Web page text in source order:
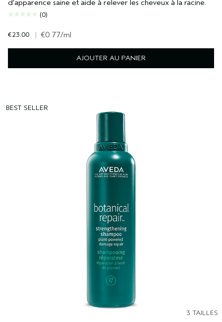
d’apparence saine et aide à relever les cheveux à la racine.
(0)
€23.00 | €0.77/ml
AJOUTER AU PANIER
BEST SELLER
3 TAILLES